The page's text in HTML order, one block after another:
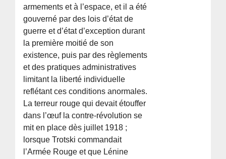
armements et à l’espace, et il a été
gouverné par des lois d’état de
guerre et d’état d’exception durant
la première moitié de son
existence, puis par des règlements
et des pratiques administratives
limitant la liberté individuelle
reflétant ces conditions anormales.
La terreur rouge qui devait étouffer
dans l’œuf la contre-révolution se
mit en place dès juillet 1918 ;
lorsque Trotski commandait
l’Armée Rouge et que Lénine